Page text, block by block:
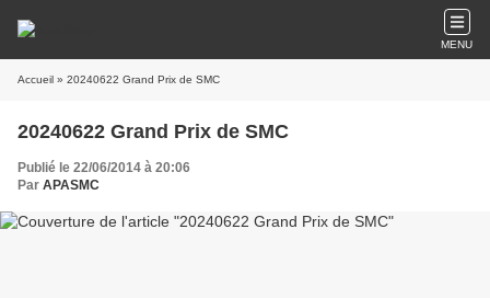
MENU
Accueil » 20240622 Grand Prix de SMC
20240622 Grand Prix de SMC
Publié le 22/06/2014 à 20:06
Par APASMC